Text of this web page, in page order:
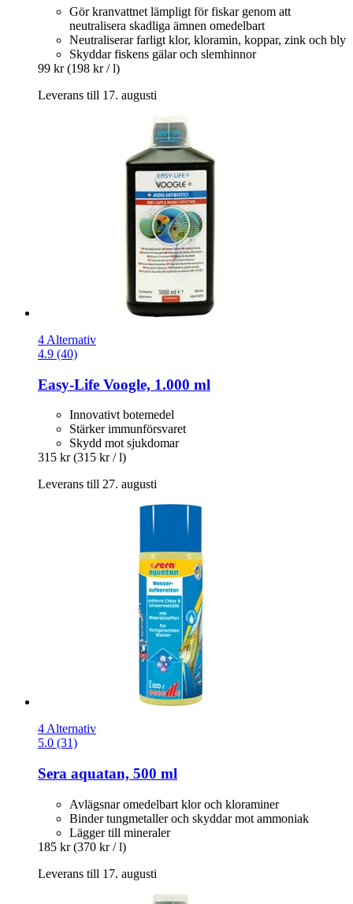
Gör kranvattnet lämpligt för fiskar genom att
neutralisera skadliga ämnen omedelbart
Neutraliserar farligt klor, kloramin, koppar, zink och bly
Skyddar fiskens gälar och slemhinnor
99 kr (198 kr / l)
Leverans till 17. augusti
4 Alternativ
4.9 (40)
Easy-Life Voogle, 1.000 ml
Innovativt botemedel
Stärker immunförsvaret
Skydd mot sjukdomar
315 kr (315 kr / l)
Leverans till 27. augusti
4 Alternativ
5.0 (31)
Sera aquatan, 500 ml
Avlägsnar omedelbart klor och kloraminer
Binder tungmetaller och skyddar mot ammoniak
Lägger till mineraler
185 kr (370 kr / l)
Leverans till 17. augusti